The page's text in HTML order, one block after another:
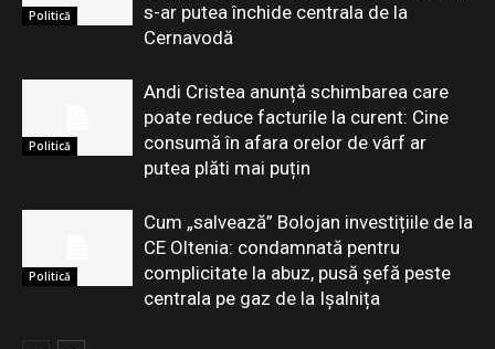
Politică
s-ar putea închide centrala de la
Cernavodă
Politică
Andi Cristea anunță schimbarea care
poate reduce facturile la curent: Cine
consumă în afara orelor de vârf ar
putea plăti mai puțin
Politică
Cum „salvează” Bolojan investițiile de la
CE Oltenia: condamnată pentru
complicitate la abuz, pusă șefă peste
centrala pe gaz de la Ișalnița